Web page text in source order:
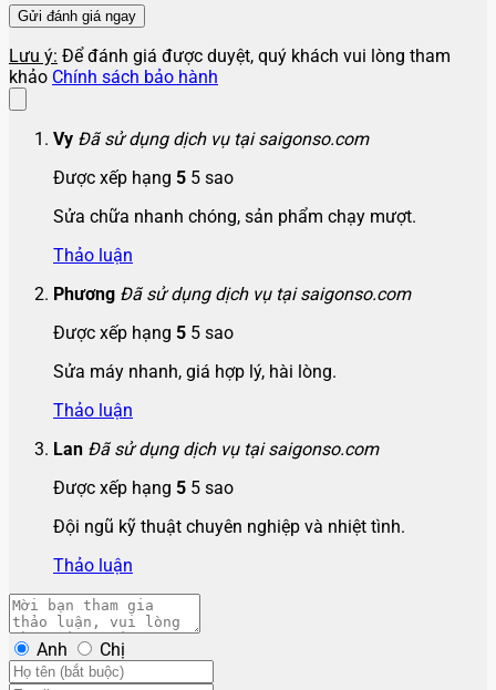
Lưu ý: Để đánh giá được duyệt, quý khách vui lòng tham
khảo Chính sách bảo hành
Vy Đã sử dụng dịch vụ tại saigonso.com
Được xếp hạng 5 5 sao
Sửa chữa nhanh chóng, sản phẩm chạy mượt.
Thảo luận
Phương Đã sử dụng dịch vụ tại saigonso.com
Được xếp hạng 5 5 sao
Sửa máy nhanh, giá hợp lý, hài lòng.
Thảo luận
Lan Đã sử dụng dịch vụ tại saigonso.com
Được xếp hạng 5 5 sao
Đội ngũ kỹ thuật chuyên nghiệp và nhiệt tình.
Thảo luận
Anh Chị